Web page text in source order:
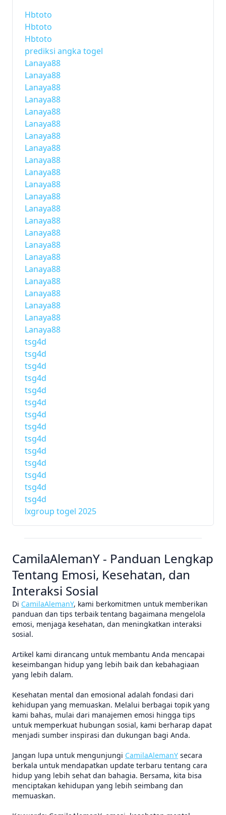
Hbtoto
Hbtoto
Hbtoto
prediksi angka togel
Lanaya88
Lanaya88
Lanaya88
Lanaya88
Lanaya88
Lanaya88
Lanaya88
Lanaya88
Lanaya88
Lanaya88
Lanaya88
Lanaya88
Lanaya88
Lanaya88
Lanaya88
Lanaya88
Lanaya88
Lanaya88
Lanaya88
Lanaya88
Lanaya88
Lanaya88
Lanaya88
tsg4d
tsg4d
tsg4d
tsg4d
tsg4d
tsg4d
tsg4d
tsg4d
tsg4d
tsg4d
tsg4d
tsg4d
tsg4d
tsg4d
lxgroup togel 2025
CamilaAlemanY - Panduan Lengkap
Tentang Emosi, Kesehatan, dan
Interaksi Sosial
Di CamilaAlemanY, kami berkomitmen untuk memberikan
panduan dan tips terbaik tentang bagaimana mengelola
emosi, menjaga kesehatan, dan meningkatkan interaksi
sosial.
Artikel kami dirancang untuk membantu Anda mencapai
keseimbangan hidup yang lebih baik dan kebahagiaan
yang lebih dalam.
Kesehatan mental dan emosional adalah fondasi dari
kehidupan yang memuaskan. Melalui berbagai topik yang
kami bahas, mulai dari manajemen emosi hingga tips
untuk memperkuat hubungan sosial, kami berharap dapat
menjadi sumber inspirasi dan dukungan bagi Anda.
Jangan lupa untuk mengunjungi CamilaAlemanY secara
berkala untuk mendapatkan update terbaru tentang cara
hidup yang lebih sehat dan bahagia. Bersama, kita bisa
menciptakan kehidupan yang lebih seimbang dan
memuaskan.